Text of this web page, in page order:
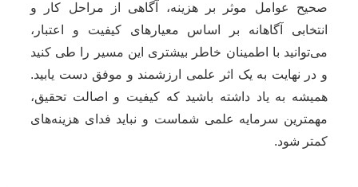
صحیح عوامل موثر بر هزینه، آگاهی از مراحل کار و
انتخابی آگاهانه بر اساس معیارهای کیفیت و اعتبار،
می‌توانید با اطمینان خاطر بیشتری این مسیر را طی کنید
و در نهایت به یک اثر علمی ارزشمند و موفق دست یابید.
همیشه به یاد داشته باشید که کیفیت و اصالت تحقیق،
مهمترین سرمایه علمی شماست و نباید فدای هزینه‌های
کمتر شود.